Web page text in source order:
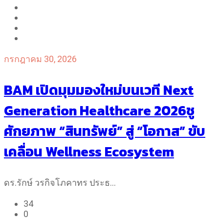
กรกฎาคม 30, 2026
BAM เปิดมุมมองใหม่บนเวที Next
Generation Healthcare 2026ชู
ศักยภาพ “สินทรัพย์” สู่ “โอกาส” ขับ
เคลื่อน Wellness Ecosystem
ดร.รักษ์ วรกิจโภคาทร ประธ…
34
0